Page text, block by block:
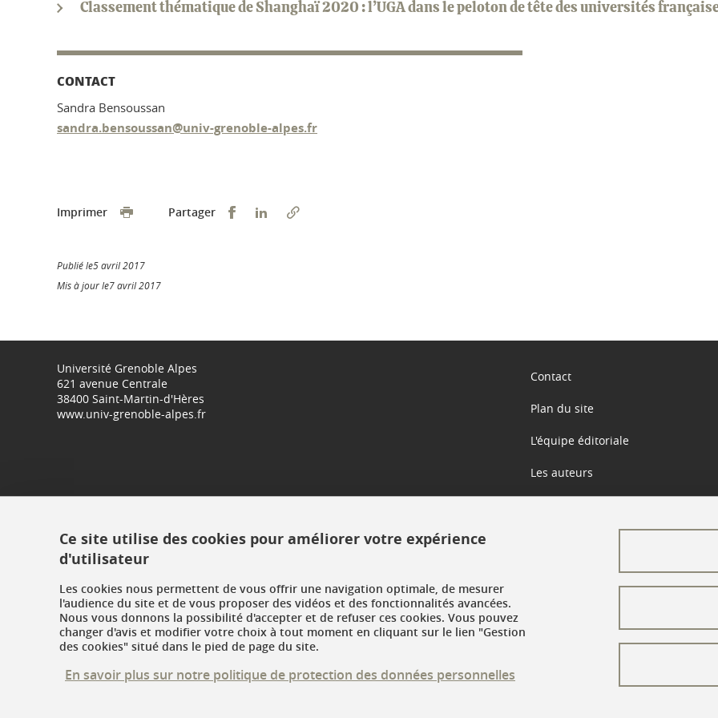
Classement thématique de Shanghaï 2020 : l’UGA dans le peloton de tête des universités
CONTACT
Sandra Bensoussan
sandra.bensoussan@univ-grenoble-alpes.fr
Imprimer Partager Partager sur Facebook
Partager sur LinkedIn
Publié le5 avril 2017
Mis à jour le7 avril 2017
Université Grenoble Alpes
621 avenue Centrale
38400 Saint-Martin-d'Hères
www.univ-grenoble-alpes.fr
Contact
Plan du site
L'équipe éditoriale
Les auteurs
Données personnelles
Accessibilité : non conforme
Ce site utilise des cookies pour améliorer votre expérience
d'utilisateur
Les cookies nous permettent de vous offrir une navigation optimale, de mesurer
l'audience du site et de vous proposer des vidéos et des fonctionnalités avancées.
Nous vous donnons la possibilité d'accepter et de refuser ces cookies. Vous pouvez
changer d'avis et modifier votre choix à tout moment en cliquant sur le lien "Gestion
des cookies" situé dans le pied de page du site.
En savoir plus sur notre politique de protection des données personnelles